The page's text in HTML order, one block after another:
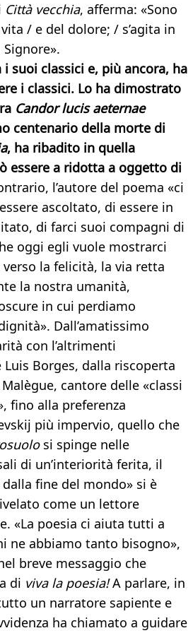
Città vecchia, afferma: «Sono
/ e del dolore; / s’agita in
i suoi classici e, più ancora, ha
i classici. Lo ha dimostrato
Candor lucis aeternae
centenario della morte di
, ha ribadito in quella
essere a ridotta a oggetto di
l’autore del poema «ci
ascoltato, di essere in
di farci suoi compagni di
oggi egli vuole mostrarci
verso la felicità, la via retta
la nostra umanità,
in cui perdiamo
Dall’amatissimo
con l’altrimenti
Luis Borges, dalla riscoperta
cantore delle «classi
fino alla preferenza
più impervio, quello che
si spinge nelle
di un’interiorità ferita, il
fine del mondo» si è
come un lettore
«La poesia ci aiuta tutti a
ne abbiamo tanto bisogno»,
breve messaggio che
di viva la poesia!A parlare, in
un narratore sapiente e
ha chiamato a guidare